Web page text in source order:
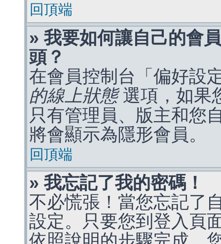
回頂端
» 我要如何讓自己的會
頭？
在會員控制台「偏好設
的線上狀態選項，如果
只有管理員、版主和您
將會顯示為隱形會員。
回頂端
» 我忘記了我的密碼！
不必慌張！當您忘記了
設定。只要您到登入頁